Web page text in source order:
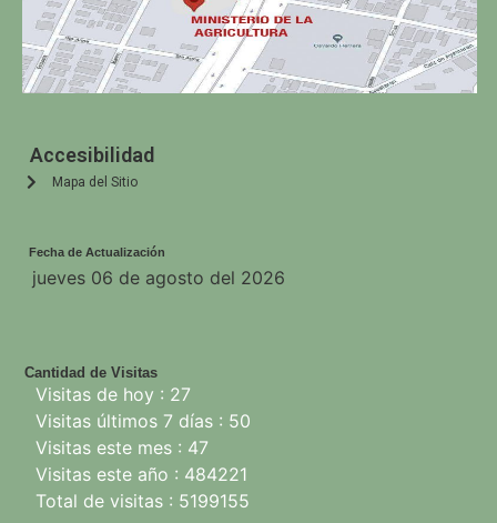
Accesibilidad
Mapa del Sitio
Fecha de Actualización
Cantidad de Visitas
Visitas de hoy : 27
Visitas últimos 7 días : 50
Visitas este mes : 47
Visitas este año : 484221
Total de visitas : 5199155
jueves 06 de agosto del 2026